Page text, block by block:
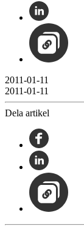
2011-01-11
2011-01-11
Dela artikel